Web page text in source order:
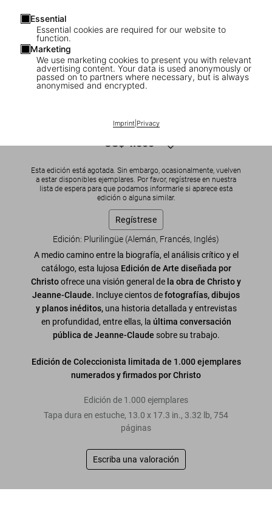
Essential
Essential cookies are required for our website to
function.
Marketing
We use marketing cookies to present you with relevant
advertising content. Your data is used anonymously or
passed on to partners where necessary, but is always
anonymised and encrypted.
Imprint| Privacy
1 / 11
Christo and Jeanne-Claude
US$ 4.500
Esta edición está agotada. Sin embargo, ocasionalmente, vuelven
a estar disponibles ejemplares. Por favor, regístrese en nuestra
lista de espera para que podamos informarle si aparece esta
edición o alguna similar.
Regístrese
Edición: Plurilingüe (Alemán, Francés, Inglés)
A medio camino entre la biografía, el análisis crítico y el
catálogo, esta lujosa Edición de Arte diseñada por
Christoofrece una visión general de la obra de Christo y
Jeanne-Claude. Incluye cientos defotografías, dibujos
y planos inéditos,una historia detallada y entrevistas
en profundidad, entre ellas, la última conversación
pública de Jeanne-Claude sobre su trabajo.
Edición de Coleccionista limitada de 1.000 ejemplares
numerados y firmados por Christo
Edición de 1.000 ejemplares
Tapa dura en estuche, 13.0 x 17.3 in., 3.32 lb, 754
páginas
Escriba una valoración